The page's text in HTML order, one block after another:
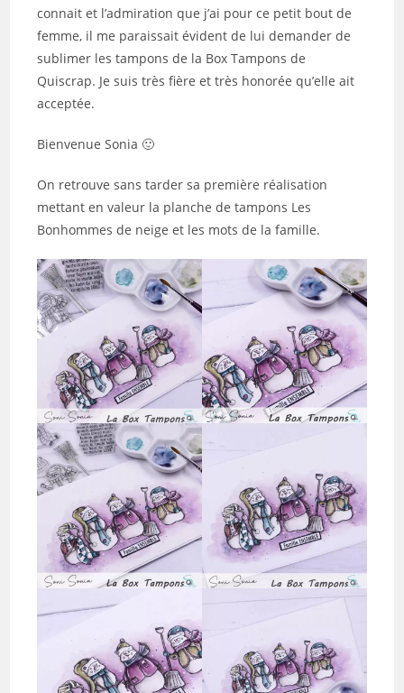
connait et l’admiration que j’ai pour ce petit bout de
femme, il me paraissait évident de lui demander de
sublimer les tampons de la Box Tampons de
Quiscrap. Je suis très fière et très honorée qu’elle ait
acceptée.
Bienvenue Sonia 🙂
On retrouve sans tarder sa première réalisation
mettant en valeur la planche de tampons Les
Bonhommes de neige et les mots de la famille.